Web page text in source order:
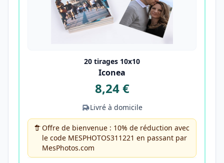
20 tirages 10x10
Iconea
8,24 €
Livré à domicile
Offre de bienvenue : 10% de réduction avec
le code MESPHOTOS311221 en passant par
MesPhotos.com